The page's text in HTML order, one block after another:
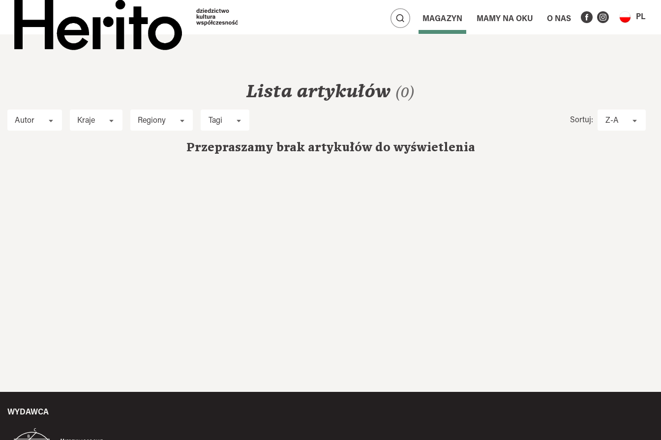
MAGAZYN MAMY NA OKU O NAS PL
Lista artykułów (0)
Autor Kraje Regiony Tagi Sortuj: Z-A
Przepraszamy brak artykułów do wyświetlenia
WYDAWCA